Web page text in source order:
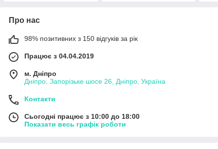
Про нас
98% позитивних з 150 відгуків за рік
Працює з 04.04.2019
м. Дніпро
Дніпро, Запорізьке шосе 26, Дніпро, Україна
Контакти
Сьогодні працює з 10:00 до 18:00
Показати весь графік роботи